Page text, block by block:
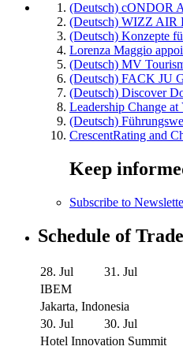
(Deutsch)
(Deutsch) WIZZ
(Deutsch) Konzepte
Lorenza Maggio
(Deutsch) MV
(Deutsch) FACK JU
(Deutsch) Discover
Leadership Change
(Deutsch)
CrescentRating and
Keep
Subscribe to
Schedule of
28. Jul
31. Jul
IBEM
Jakarta, Indonesia
30. Jul
30. Jul
Hotel Innovation Summit